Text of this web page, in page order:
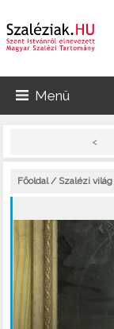
Menü
<
Főoldal/ Szalézi világ